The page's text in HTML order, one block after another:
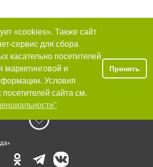
«cookies». Также сайт
сервис для сбора
касательно посетителей
маркетинговой и
Условия
сайта см.
Принять